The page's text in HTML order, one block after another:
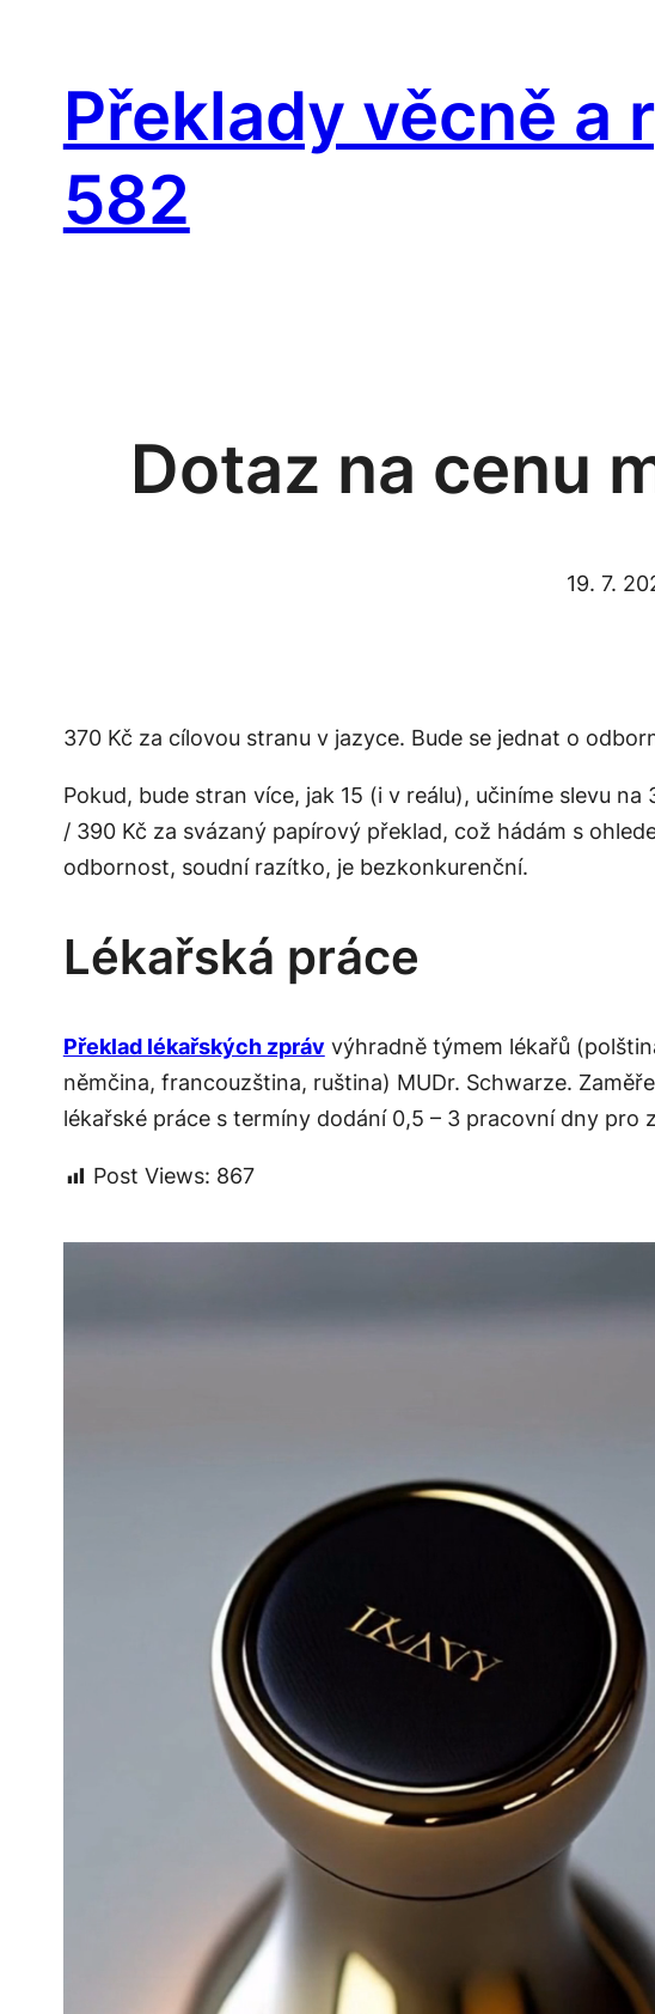
obsahPřeklady věcně a
582
Dotaz na cenu
19. 7.
370 Kč za cílovou stranu v jazyce. Bude se jednat o
Pokud, bude stran více, jak 15 (i v reálu), učiníme slevu na
/ 390 Kč za svázaný papírový překlad, což hádám s
odbornost, soudní razítko, je bezkonkurenční.
Lékařská práce
Překlad lékařských zpráv výhradně týmem lékařů
němčina, francouzština, ruština) MUDr. Schwarze.
lékařské práce s termíny dodání 0,5 – 3 pracovní dny pro
Post Views: 867